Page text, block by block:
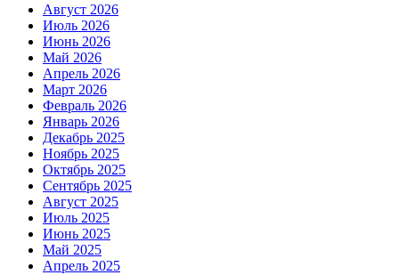
Август 2026
Июль 2026
Июнь 2026
Май 2026
Апрель 2026
Март 2026
Февраль 2026
Январь 2026
Декабрь 2025
Ноябрь 2025
Октябрь 2025
Сентябрь 2025
Август 2025
Июль 2025
Июнь 2025
Май 2025
Апрель 2025